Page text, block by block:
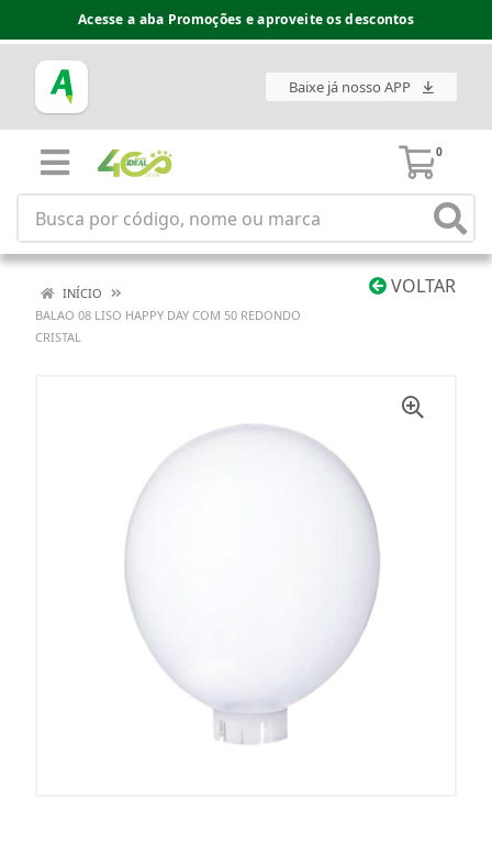
Acesse a aba Promoções e aproveite os descontos
Baixe já nosso APP
0
VOLTAR
INÍCIO
BALAO 08 LISO HAPPY DAY COM 50 REDONDO
CRISTAL